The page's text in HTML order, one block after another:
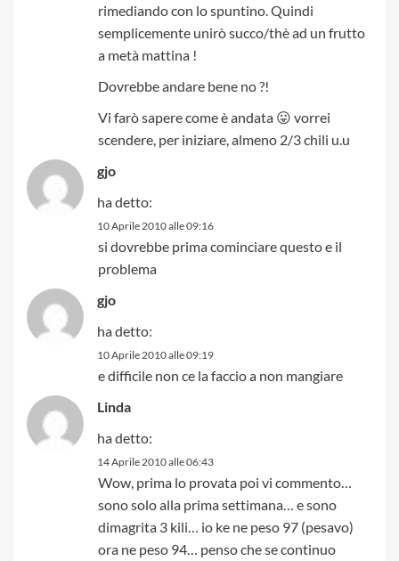
rimediando con lo spuntino. Quindi
semplicemente unirò succo/thè ad un frutto
a metà mattina !
Dovrebbe andare bene no ?!
Vi farò sapere come è andata 😛 vorrei
scendere, per iniziare, almeno 2/3 chili u.u
gjo
ha detto:
10 Aprile 2010 alle 09:16
si dovrebbe prima cominciare questo e il
problema
gjo
ha detto:
10 Aprile 2010 alle 09:19
e difficile non ce la faccio a non mangiare
Linda
ha detto:
14 Aprile 2010 alle 06:43
Wow, prima lo provata poi vi commento…
sono solo alla prima settimana… e sono
dimagrita 3 kili… io ke ne peso 97 (pesavo)
ora ne peso 94… penso che se continuo